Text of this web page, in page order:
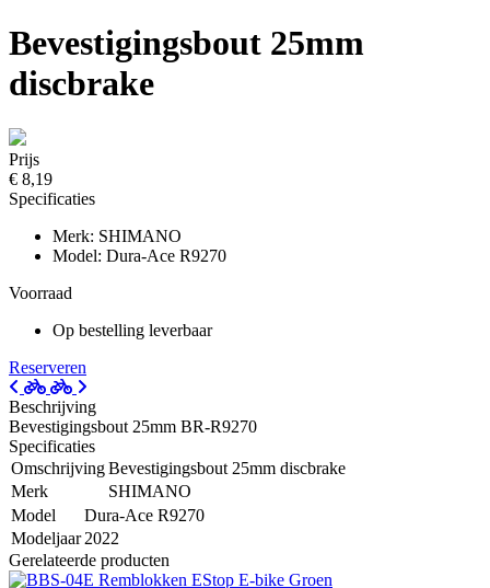
Bevestigingsbout 25mm
discbrake
Prijs
€ 8,19
Specificaties
Merk: SHIMANO
Model: Dura-Ace R9270
Voorraad
Op bestelling leverbaar
Reserveren
Beschrijving
Bevestigingsbout 25mm BR-R9270
Specificaties
OmschrijvingBevestigingsbout 25mm discbrake
Merk
SHIMANO
Model
Dura-Ace R9270
Modeljaar 2022
Gerelateerde producten